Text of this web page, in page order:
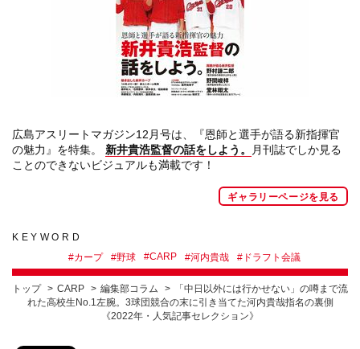
広島アスリートマガジン12月号は、『恩師と選手が語る新指揮官
の魅力』を特集。 新井貴浩監督の話をしよう。
月刊誌でしか見る
ことのできないビジュアルも満載です！
ギャラリーページを見る
KEYWORD
#カープ #野球 #CARP #河内貴哉 #ドラフト会議
トップ CARP 編集部コラム
「中日以外には行かせない」の噂まで流
れた高校生No.1左腕。3球団競合の末に引き当てた河内貴哉指名の裏側
《2022年・人気記事セレクション》